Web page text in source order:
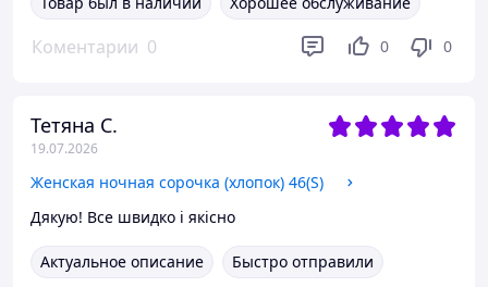
Коментарии 0 0 0
Тетяна С.
19.07.2026
Женская ночная сорочка (хлопок) 46(S)
Дякую! Все швидко і якісно
Актуальное описание
Быстро отправили